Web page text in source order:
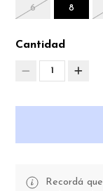
6 8
Cantidad
1
Recordá